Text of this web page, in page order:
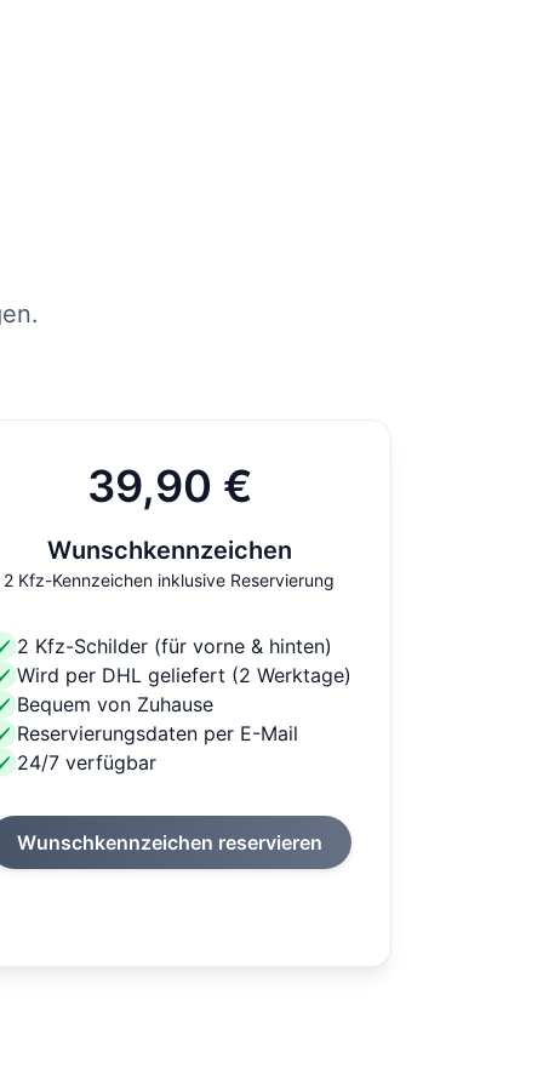
39,90 €
Wunschkennzeichen
2 Kfz-Kennzeichen inklusive Reservierung
2 Kfz-Schilder (für vorne & hinten)
Wird per DHL geliefert (2 Werktage)
Bequem von Zuhause
Reservierungsdaten per E-Mail
24/7 verfügbar
Wunschkennzeichen reservieren